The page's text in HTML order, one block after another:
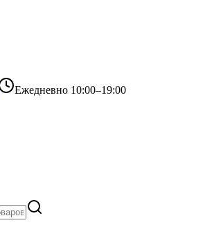
Ежедневно 10:00–19:00